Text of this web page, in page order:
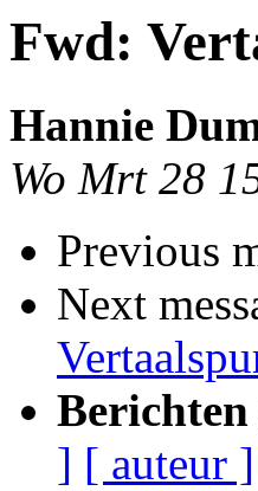
Fwd:
Hannie
Wo Mrt 28
Previous
Next
] [ auteur ]